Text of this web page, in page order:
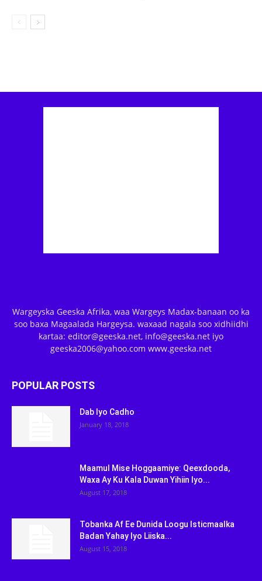
Wargeyska Geeska Afrika, waa Wargeys Madax-banaan oo ka
soo baxa Magaalada Hargeysa. waxaad nagala soo xidhiidhi
kartaa: editor@geeska.net, info@geeska.net iyo
geeska2006@yahoo.com www.geeska.net
POPULAR POSTS
Dab Iyo Cadho
January 18, 2018
Maamul Mise Hoggaamiye: Qeexdooda,
Waxa Ay Ku Kala Duwan Yihiin Iyo...
August 17, 2018
Tobanka Af Ee Dunida Loogu Isticmaalka
Badan Yahay Iyo Liiska...
August 15, 2018